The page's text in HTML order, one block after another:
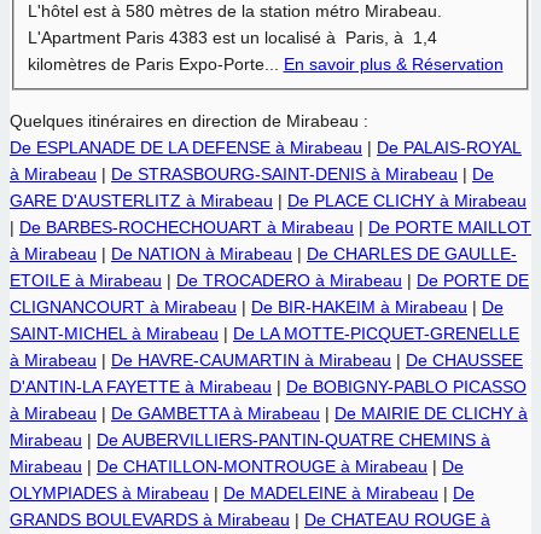
L'hôtel est à 580 mètresde la station métro Mirabeau.
L'Apartment Paris 4383 est un localisé à Paris, à 1,4
kilomètres de Paris Expo-Porte... En savoir plus & Réservation
Quelques itinéraires en direction de Mirabeau :
De ESPLANADE DE LA DEFENSE à Mirabeau | De PALAIS-ROYAL
à Mirabeau | De STRASBOURG-SAINT-DENIS à Mirabeau | De
GARE D'AUSTERLITZ à Mirabeau | De PLACE CLICHY à Mirabeau
| De BARBES-ROCHECHOUART à Mirabeau | De PORTE MAILLOT
à Mirabeau | De NATION à Mirabeau | De CHARLES DE GAULLE-
ETOILE à Mirabeau | De TROCADERO à Mirabeau | De PORTE DE
CLIGNANCOURT à Mirabeau | De BIR-HAKEIM à Mirabeau | De
SAINT-MICHEL à Mirabeau | De LA MOTTE-PICQUET-GRENELLE
à Mirabeau | De HAVRE-CAUMARTIN à Mirabeau | De CHAUSSEE
D'ANTIN-LA FAYETTE à Mirabeau | De BOBIGNY-PABLO PICASSO
à Mirabeau | De GAMBETTA à Mirabeau | De MAIRIE DE CLICHY à
Mirabeau | De AUBERVILLIERS-PANTIN-QUATRE CHEMINS à
Mirabeau | De CHATILLON-MONTROUGE à Mirabeau | De
OLYMPIADES à Mirabeau | De MADELEINE à Mirabeau | De
GRANDS BOULEVARDS à Mirabeau | De CHATEAU ROUGE à